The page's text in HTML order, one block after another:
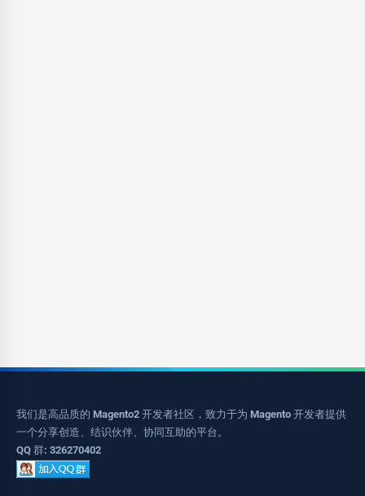
我们是高品质的 Magento2 开发者社区，致力于为 Magento 开发者提供
一个分享创造、结识伙伴、协同互助的平台。
QQ 群: 326270402